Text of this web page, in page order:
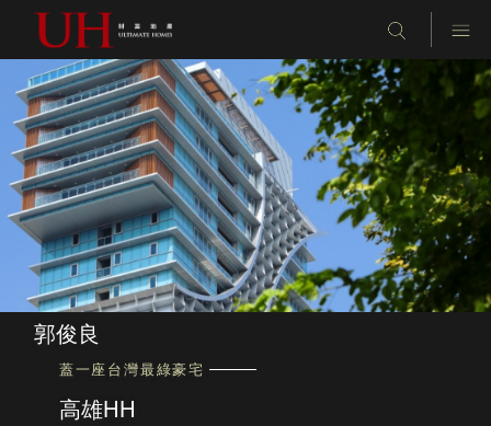
郭俊良
蓋一座台灣最綠豪宅
高雄HH